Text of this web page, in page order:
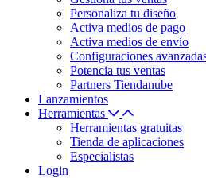
Personaliza tu diseño
Activa medios de pago
Activa medios de envío
Configuraciones
Potencia tus ventas
Partners Tiendanube
Lanzamientos
Herramientas
Herramientas gratuitas
Tienda de aplicaciones
Especialistas
Login